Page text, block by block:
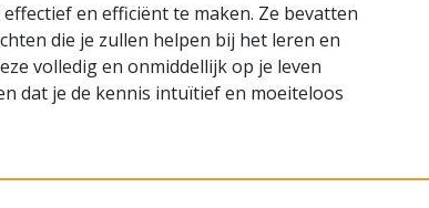
en efficiënt te maken. Ze bevatten
die je zullen helpen bij het leren en
volledig en onmiddellijk op je leven
dat je de kennis intuïtief en moeiteloos